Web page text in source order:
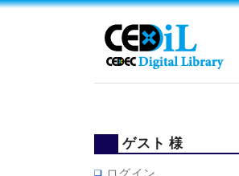
ゲスト 様